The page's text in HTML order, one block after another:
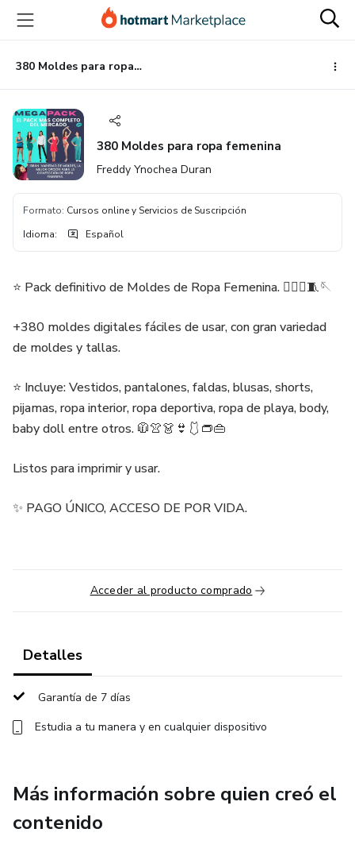
principal
página
de
página
380 Moldes para ropa femenina
380 Moldes para ropa femenina
Freddy Ynochea Duran
Formato: Cursos online y Servicios de Suscripción
Idioma: Español
⭐ Pack definitivo de Moldes de Ropa Femenina. 💁🏻‍♀️🧵🪡
+380 moldes digitales fáciles de usar, con gran variedad
de moldes y tallas.
⭐ Incluye: Vestidos, pantalones, faldas, blusas, shorts,
pijamas, ropa interior, ropa deportiva, ropa de playa, body,
baby doll entre otros. 🧥👚👗👙🩱👝👜
Listos para imprimir y usar.
✨ PAGO ÚNICO, ACCESO DE POR VIDA.
Acceder al producto comprado
Detalles
Garantía de 7 días
Estudia a tu manera y en cualquier dispositivo
Más información sobre quien creó el
contenido